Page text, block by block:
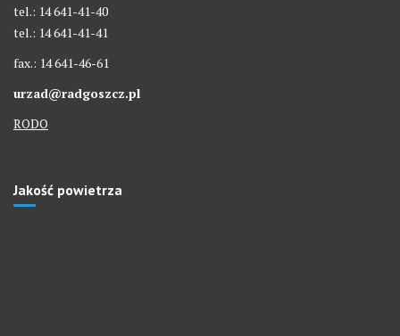
tel.: 14 641-41-40
tel.: 14 641-41-41
fax.: 14 641-46-61
urzad@radgoszcz.pl
RODO
Jakość powietrza